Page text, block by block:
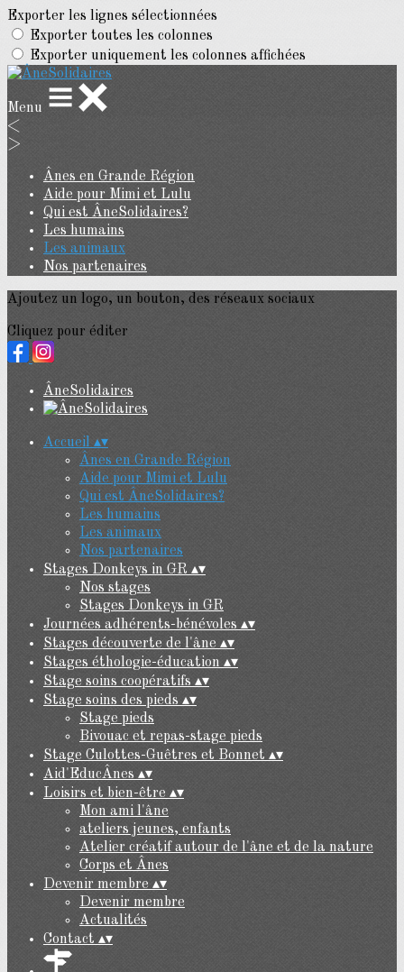
Exporter les lignes sélectionnées
Exporter toutes les colonnes
Exporter uniquement les colonnes affichées
Menu
<
>
Ânes en Grande Région
Aide pour Mimi et Lulu
Qui est ÂneSolidaires?
Les humains
Les animaux
Nos partenaires
Ajoutez un logo, un bouton, des réseaux sociaux
Cliquez pour éditer
ÂneSolidaires
Accueil ▴▾
Ânes en Grande Région
Aide pour Mimi et Lulu
Qui est ÂneSolidaires?
Les humains
Les animaux
Nos partenaires
Stages Donkeys in GR ▴▾
Nos stages
Stages Donkeys in GR
Journées adhérents-bénévoles ▴▾
Stages découverte de l'âne ▴▾
Stages éthologie-éducation ▴▾
Stage soins coopératifs ▴▾
Stage soins des pieds ▴▾
Stage pieds
Bivouac et repas-stage pieds
Stage Culottes-Guêtres et Bonnet ▴▾
Aid'EducÂnes ▴▾
Loisirs et bien-être ▴▾
Mon ami l'âne
ateliers jeunes, enfants
Atelier créatif autour de l'âne et de la nature
Corps et Ânes
Devenir membre ▴▾
Devenir membre
Actualités
Contact ▴▾